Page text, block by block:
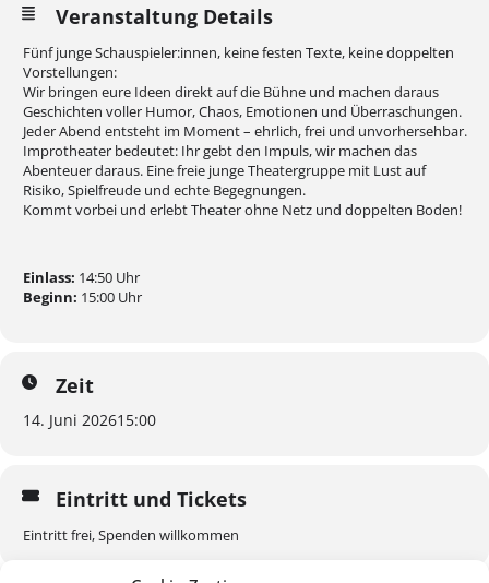
Veranstaltung Details
Fünf junge Schauspieler:innen, keine festen Texte, keine doppelten
Vorstellungen:
Wir bringen eure Ideen direkt auf die Bühne und machen daraus
Geschichten voller Humor, Chaos, Emotionen und Überraschungen.
Jeder Abend entsteht im Moment – ehrlich, frei und unvorhersehbar.
Improtheater bedeutet: Ihr gebt den Impuls, wir machen das
Abenteuer daraus. Eine freie junge Theatergruppe mit Lust auf
Risiko, Spielfreude und echte Begegnungen.
Kommt vorbei und erlebt Theater ohne Netz und doppelten Boden!
Einlass: 14:50 Uhr
Beginn: 15:00 Uhr
Zeit
14. Juni 202615:00
Eintritt und Tickets
Eintritt frei, Spenden willkommen